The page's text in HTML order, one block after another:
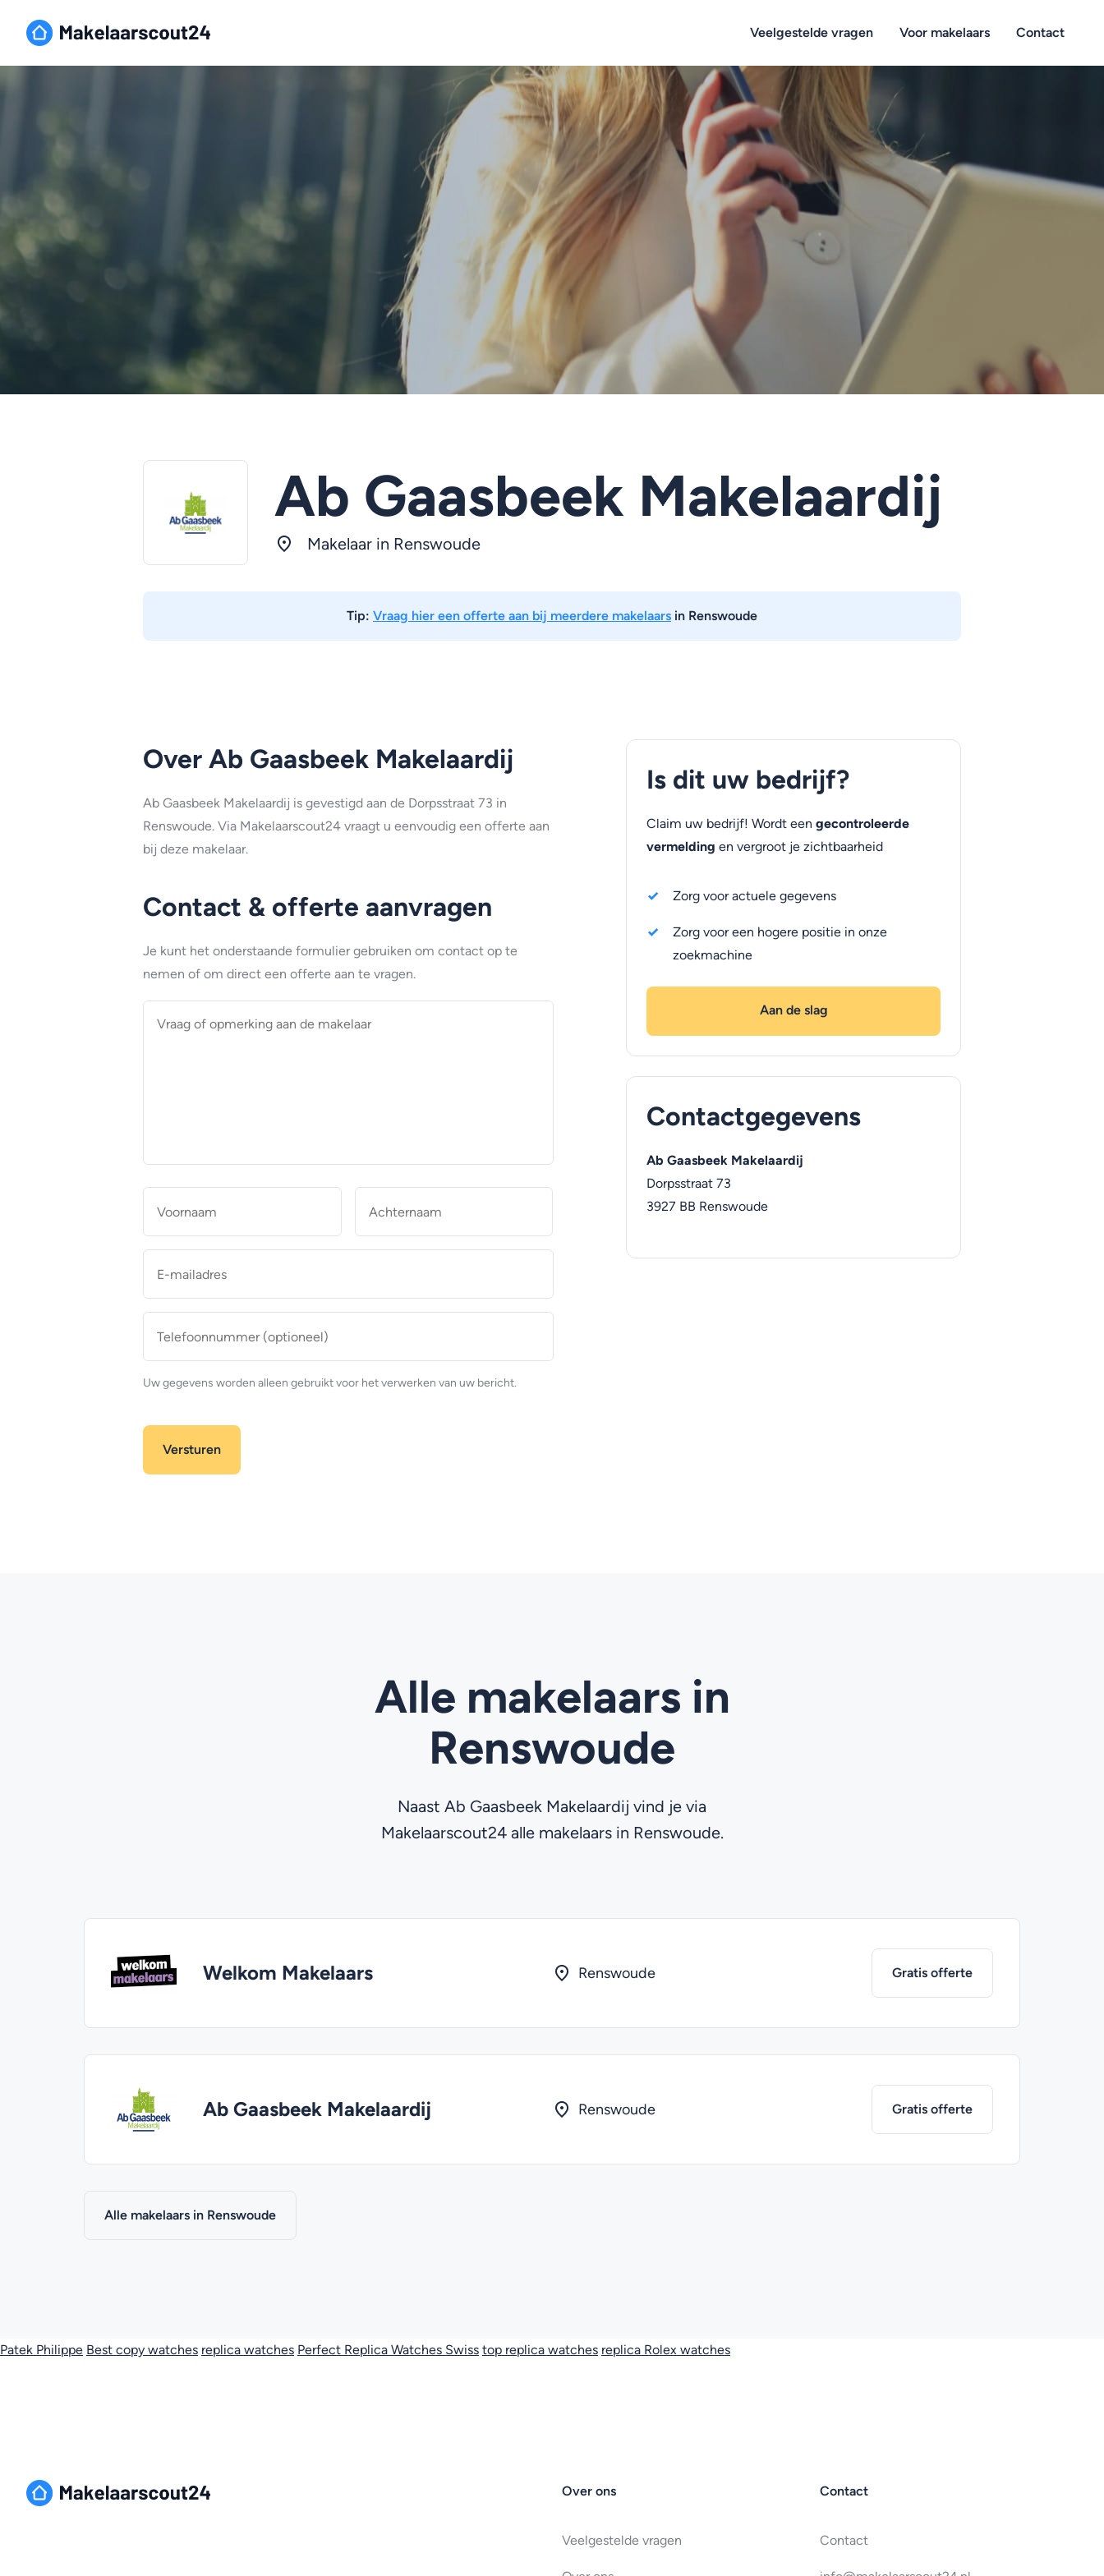
Veelgestelde vragen Voor makelaars Contact
Ab Gaasbeek Makelaardij
Makelaar in Renswoude
Tip: Vraag hier een offerte aan bij meerdere makelaars in Renswoude
Over Ab Gaasbeek Makelaardij
Ab Gaasbeek Makelaardij is gevestigd aan de Dorpsstraat 73 in
Renswoude. Via Makelaarscout24 vraagt u eenvoudig een offerte aan
bij deze makelaar.
Contact & offerte aanvragen
Je kunt het onderstaande formulier gebruiken om contact op te
nemen of om direct een offerte aan te vragen.
mailadres *
(optioneel)
Uw gegevens worden alleen gebruikt voor het verwerken van uw bericht.
Is dit uw bedrijf?
Claim uw bedrijf! Wordt een gecontroleerde
vermelding en vergroot je zichtbaarheid
Zorg voor actuele gegevens
Zorg voor een hogere positie in onze
zoekmachine
Aan de slag
Contactgegevens
Ab Gaasbeek Makelaardij
Dorpsstraat 73
3927 BB Renswoude
Alle makelaars in
Renswoude
Naast Ab Gaasbeek Makelaardij vind je via
Makelaarscout24 alle makelaars in Renswoude.
Welkom Makelaars Renswoude Gratis offerte
Ab Gaasbeek Makelaardij Renswoude Gratis offerte
Alle makelaars in Renswoude
Patek Philippe Best copy watches replica watches Perfect Replica Watches Swiss top replica watches replica Rolex watches
Over ons
Veelgestelde vragen
Contact
Contact